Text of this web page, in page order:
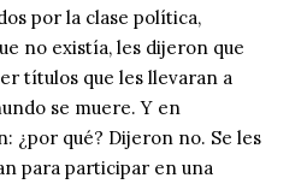
por la clase política,
no existía, les dijeron que
títulos que les llevaran a
se muere. Y en
¿por qué? Dijeron no. Se les
para participar en una